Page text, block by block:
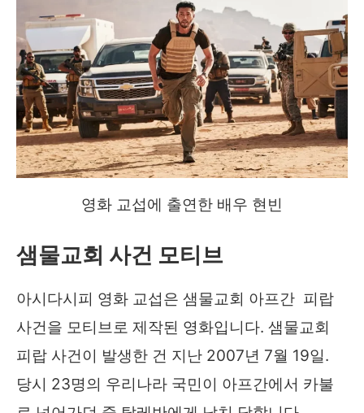
영화 교섭에 출연한 배우 현빈
샘물교회 사건 모티브
아시다시피 영화 교섭은 샘물교회 아프간 피랍
사건을 모티브로 제작된 영화입니다. 샘물교회
피랍 사건이 발생한 건 지난 2007년 7월 19일.
당시 23명의 우리나라 국민이 아프간에서 카불